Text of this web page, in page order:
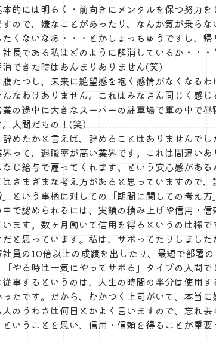
的には明るく・前向きにメンタルを保つ努力を
ので、嫌なことがあったり、なんか気が乗らな
くないなあ・・・とかしょっちゅうですし、帰
長である私はどのように解消しているか・・・
できた時はあんまりありません(笑)
たつし、未来に絶望感を抱く感情がなくなる
なわけありません。これはみなさん同じく感
業の途中に大きなスーパーの駐車場で車の中で
。人間だもの！(笑)
めたかと言えば、辞めることはありませんで
って、退職率が高い業界です。これは間違い
じ給与で雇ってくれます。という安心感がある
さまざまな考え方があると思っていますので
」という事柄に対しての「期間に関しての考え方
で認められるには、実績の積み上げや信用・
います。数ヶ月働いて信用を得るというのは稀
と思っています。私は、サボってたりしまし
社員の10倍以上の成績を出したり、最短で部署
やる時は一気にやってサボる」タイプの人間で
事するというのは、人生の時間の半分は使用
たです。だから、むかつく上司がいて、本当
のうわさは何日とかよく言いますので、忘れ
ということを思い、信用・信頼を得ることが重